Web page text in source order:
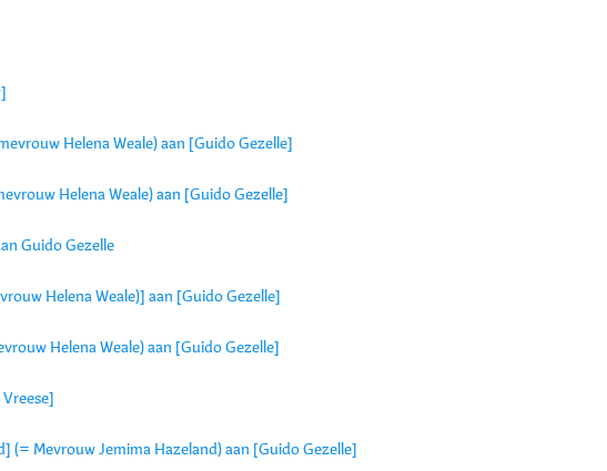
Helena Weale) aan [Guido Gezelle]
Helena Weale) aan [Guido Gezelle]
Guido Gezelle
Helena Weale)] aan [Guido Gezelle]
Helena Weale) aan [Guido Gezelle]
(= Mevrouw Jemima Hazeland) aan [Guido Gezelle]